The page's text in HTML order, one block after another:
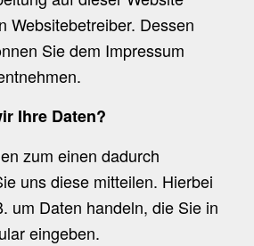
Websitebetreiber. Dessen
Sie dem Impressum
Ihre Daten?
zum einen dadurch
uns diese mitteilen. Hierbei
um Daten handeln, die Sie in
eingeben.